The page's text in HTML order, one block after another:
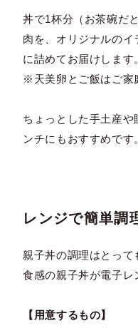
丼で1杯分（お茶碗だ
肉を、オリジナルの
に詰めてお届けします
※天美卵とご飯はご家
ちょっとした手土産や
ンチにもおすすめです
レンジで簡単調
親子丼の調理はとって
食感の親子丼が電子レ
【用意するもの】